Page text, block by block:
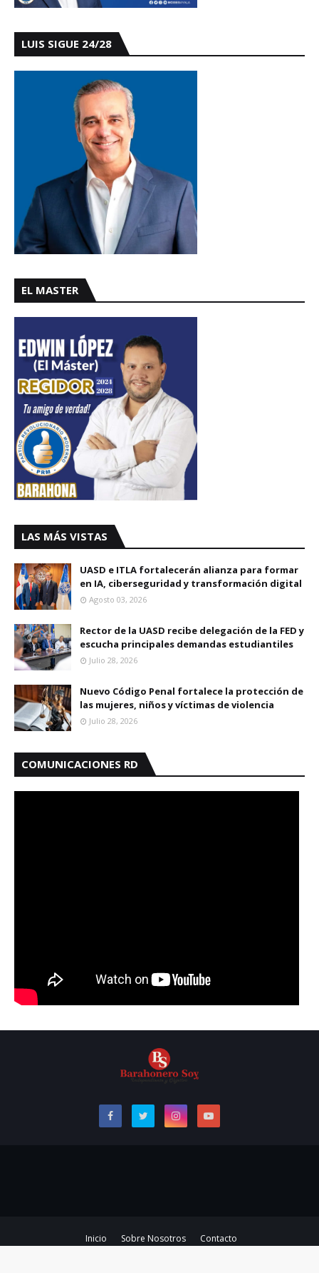
LUIS SIGUE 24/28
EL MASTER
LAS MÁS VISTAS
UASD e ITLA fortalecerán alianza para formar
en IA, ciberseguridad y transformación digital
Agosto 03, 2026
Rector de la UASD recibe delegación de la FED y
escucha principales demandas estudiantiles
Julio 28, 2026
Nuevo Código Penal fortalece la protección de
las mujeres, niños y víctimas de violencia
Julio 28, 2026
COMUNICACIONES RD
Inicio Sobre Nosotros
Contacto